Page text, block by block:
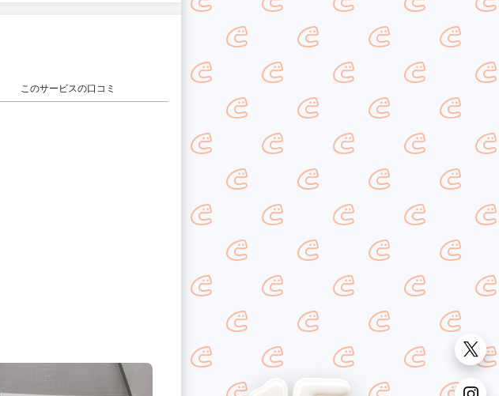
このサービスの口コミ